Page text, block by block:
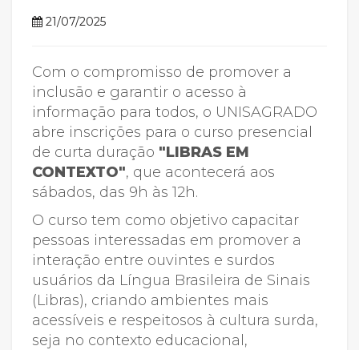
21/07/2025
Com o compromisso de promover a
inclusão e garantir o acesso à
informação para todos, o UNISAGRADO
abre inscrições para o curso presencial
de curta duração "LIBRAS EM
CONTEXTO", que acontecerá aos
sábados, das 9h às 12h.
O curso tem como objetivo capacitar
pessoas interessadas em promover a
interação entre ouvintes e surdos
usuários da Língua Brasileira de Sinais
(Libras), criando ambientes mais
acessíveis e respeitosos à cultura surda,
seja no contexto educacional,